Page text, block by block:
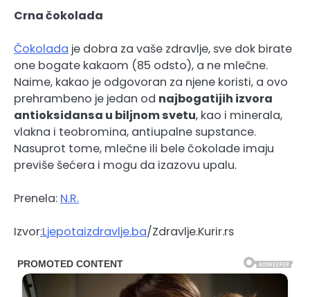
Crna čokolada
Čokolada je dobra za vaše zdravlje, sve dok birate
one bogate kakaom (85 odsto), a ne mlečne.
Naime, kakao je odgovoran za njene koristi, a ovo
prehrambeno je jedan od najbogatijih izvora
antioksidansa u biljnom svetu, kao i minerala,
vlakna i teobromina, antiupalne supstance.
Nasuprot tome, mlečne ili bele čokolade imaju
previše šećera i mogu da izazovu upalu.
Prenela: N.R.
Izvor:Ljepotaizdravlje.ba/Zdravlje.Kurir.rs